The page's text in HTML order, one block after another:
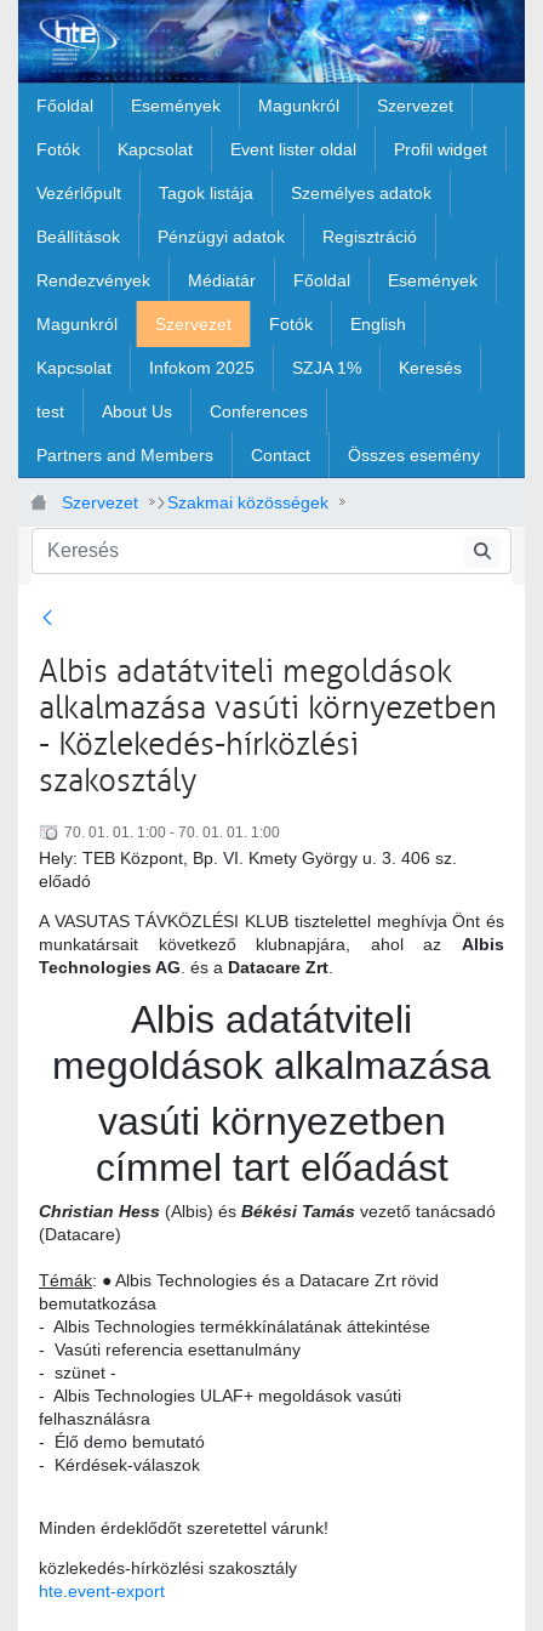
Ugrás a fő tartalomhoz
Főoldal Események Magunkról Szervezet
Fotók Kapcsolat Event lister oldal Profil widget
Vezérlőpult Tagok listája Személyes adatok
Beállítások Pénzügyi adatok Regisztráció
Rendezvények Médiatár Főoldal Események
Magunkról Szervezet Fotók English
Kapcsolat Infokom 2025 SZJA 1% Keresés
test About Us Conferences
Partners and Members Contact Összes esemény
Szervezet Szakmai közösségek
Közlekedés-hírközlési szakosztály
Albis adatátviteli megoldások
alkalmazása vasúti környezetben
- Közlekedés-hírközlési
szakosztály
70. 01. 01. 1:00 - 70. 01. 01. 1:00
Hely: TEB Központ, Bp. VI. Kmety György u. 3. 406 sz.
előadó
A VASUTAS TÁVKÖZLÉSI KLUB tisztelettel meghívja Önt és
munkatársait következő klubnapjára, ahol az Albis
Technologies AG. és a Datacare Zrt.
Albis adatátviteli
megoldások alkalmazása
vasúti környezetben
címmel tart előadást
Christian Hess (Albis) és Békési Tamás vezető tanácsadó
(Datacare)
Témák: ● Albis Technologies és a Datacare Zrt rövid
bemutatkozása
- Albis Technologies termékkínálatának áttekintése
- Vasúti referencia esettanulmány
- szünet -
- Albis Technologies ULAF+ megoldások vasúti
felhasználásra
- Élő demo bemutató
- Kérdések-válaszok
Minden érdeklődőt szeretettel várunk!
közlekedés-hírközlési szakosztály
hte.event-export